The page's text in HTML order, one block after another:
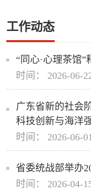
工作动态
“同心·心理茶馆”
时间： 2026-06-
广东省新的社会
科技创新与海洋
时间： 2026-06-
时间： 2026-04-